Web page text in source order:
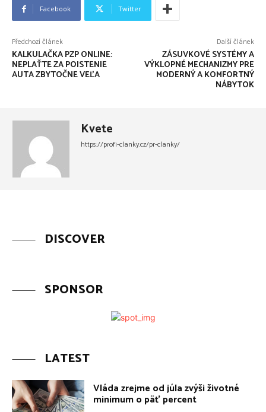
Facebook Twitter
Předchozí článek
KALKULAČKA PZP ONLINE:
NEPLAŤTE ZA POISTENIE
AUTA ZBYTOČNE VEĽA
Další článek
ZÁSUVKOVÉ SYSTÉMY A
VÝKLOPNÉ MECHANIZMY PRE
MODERNÝ A KOMFORTNÝ
NÁBYTOK
Kvete
https://profi-clanky.cz/pr-clanky/
DISCOVER
SPONSOR
LATEST
Vláda zrejme od júla zvýši životné
minimum o päť percent